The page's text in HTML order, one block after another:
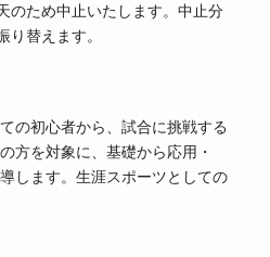
のため中止いたします。中止分
り替えます。
の初心者から、試合に挑戦する
方を対象に、基礎から応用・
します。生涯スポーツとしての